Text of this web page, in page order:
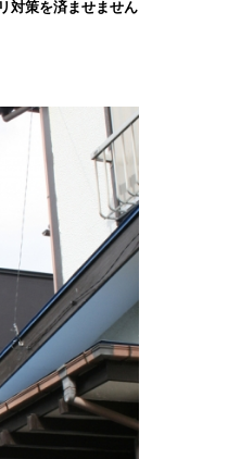
対策を済ませません